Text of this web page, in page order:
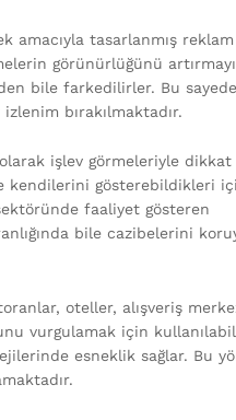
amacıyla tasarlanmış reklam
görünürlüğünü artırmayı
bile farkedilirler. Bu
bırakılmaktadır.
işlev görmeleriyle dikkat
kendilerini gösterebildikleri
faaliyet gösteren
bile cazibelerini
oteller, alışveriş
vurgulamak için
esneklik sağlar. Bu